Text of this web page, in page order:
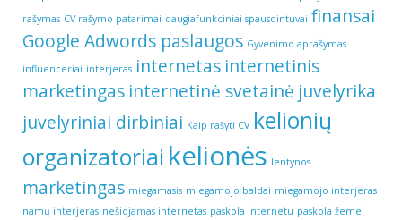
rašymas CV rašymo patarimai daugiafunkciniai spausdintuvai finansai
Google Adwords paslaugos Gyvenimo aprašymas
influenceriai interjeras internetas internetinis
marketingas internetinė svetainė juvelyrika
juvelyriniai dirbiniai Kaip rašyti CV kelionių
organizatoriai kelionės lentynos
marketingas miegamasis miegamojo baldai miegamojo interjeras
namų interjeras nešiojamas internetas paskola internetu paskola žemei